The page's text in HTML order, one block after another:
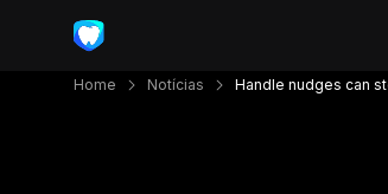
Home Notícias Handle nudges can